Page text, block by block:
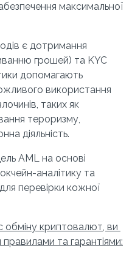
максимальної
є дотримання
грошей) та KYC
допомагають
використання
таких як
тероризму,
діяльність.
AML на основі
аналітику та
перевірки кожної
криптовалют, ви
та гарантіями: